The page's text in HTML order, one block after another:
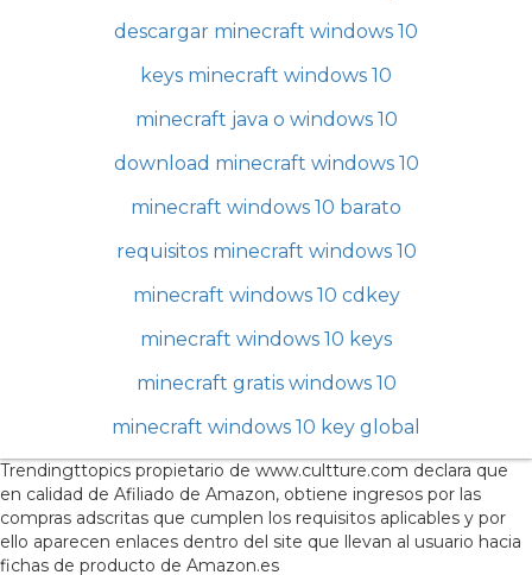
descargar minecraft windows 10
keys minecraft windows 10
minecraft java o windows 10
download minecraft windows 10
minecraft windows 10 barato
requisitos minecraft windows 10
minecraft windows 10 cdkey
minecraft windows 10 keys
minecraft gratis windows 10
minecraft windows 10 key global
Trendingttopics propietario de www.cultture.com declara que
en calidad de Afiliado de Amazon, obtiene ingresos por las
compras adscritas que cumplen los requisitos aplicables y por
ello aparecen enlaces dentro del site que llevan al usuario hacia
fichas de producto de Amazon.es